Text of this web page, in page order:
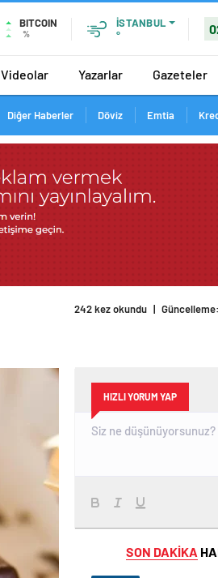
BITCOIN
%
İSTANBUL
°
Videolar Yazarlar Gazeteler
Diğer Haberler Döviz Emtia
242 kez okundu |
HIZLI YORUM YAP
SON DAKİKA